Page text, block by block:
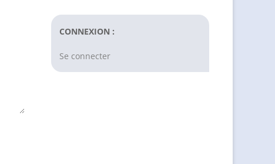
CONNEXION :
Se connecter